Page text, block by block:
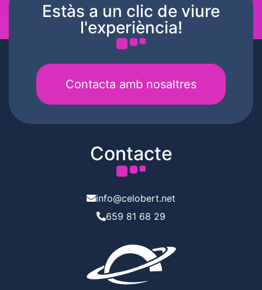
Estàs a un clic de viure
l'experiència!
Contacta amb nosaltres
Contacte
info@celobert.net
659 81 68 29